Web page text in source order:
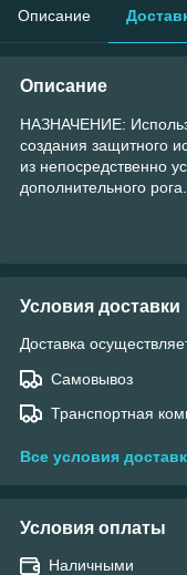
Описание
Описание
НАЗНАЧЕНИЕ:
создания защитного
из непосредственно
дополнительного
Условия доставки
Доставка
Самовывоз
Транспортная
Все условия
Условия оплаты
Наличными